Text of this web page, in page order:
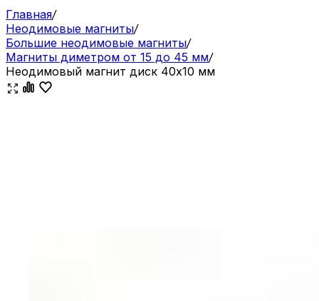
Главная/
Неодимовые магниты/
Большие неодимовые магниты/
Магниты диметром от 15 до 45 мм/
Неодимовый магнит диск 40х10 мм